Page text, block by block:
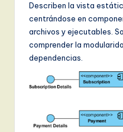
Describen la vista
centrándose en
archivos y ejecutables.
comprender la
dependencias.